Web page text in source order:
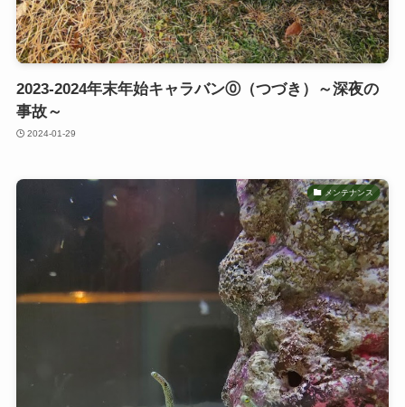
2023-2024年末年始キャラバン⓪（つづき）～深夜の
事故～
2024-01-29
メンテナンス